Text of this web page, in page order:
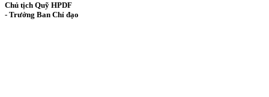
Chủ tịch Quỹ HPDF
- Trưởng Ban Chỉ đạo